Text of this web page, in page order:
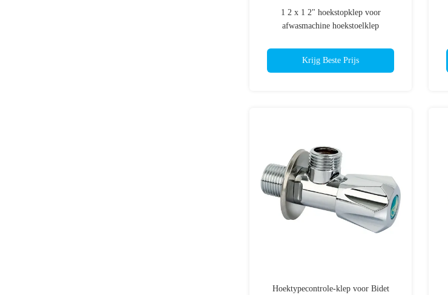
1 2 x 1 2" hoekstopklep voor
afwasmachine hoekstoelklep
Krijg Beste Prijs
Hoektypecontrole-klep voor Bidet